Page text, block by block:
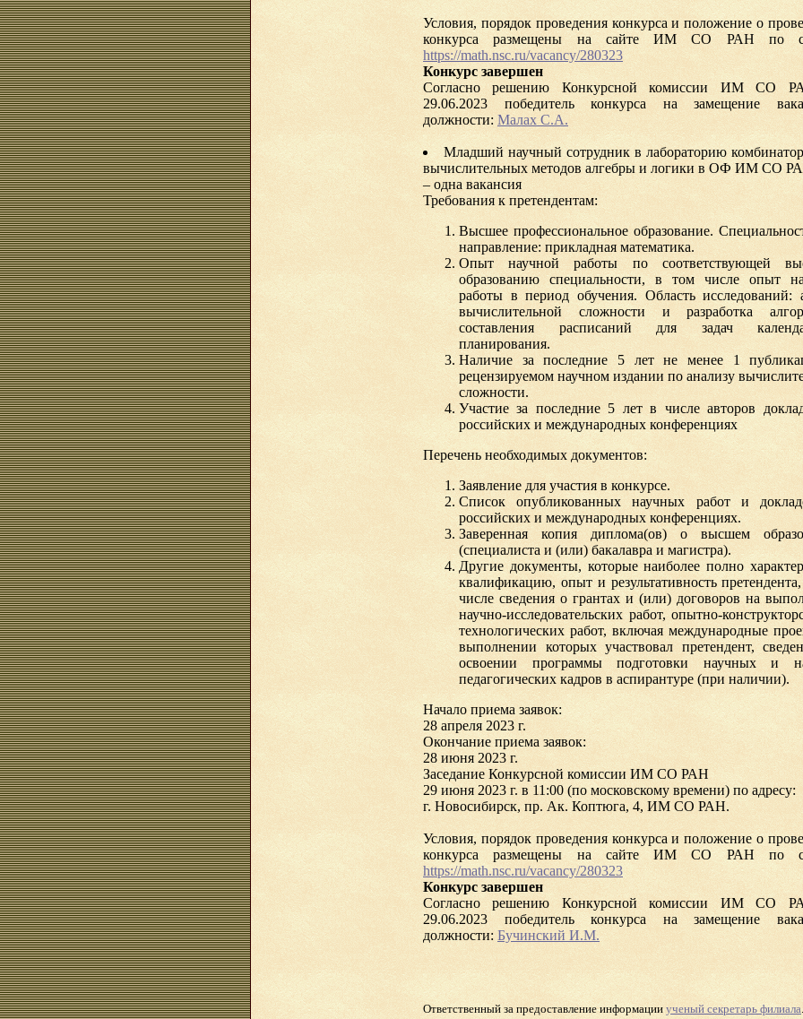
Условия, порядок проведения конкурса и положение о
конкурса размещены на сайте ИМ СО РАН по
https://math.nsc.ru/vacancy/280323
Конкурс завершен
Согласно решению Конкурсной комиссии ИМ СО
29.06.2023 победитель конкурса на замещение
должности: Малах С.А.
Младший научный сотрудник в лабораторию
вычислительных методов алгебры и логики в ОФ ИМ СО
– одна вакансия
Требования к претендентам:
Высшее профессиональное образование.
направление: прикладная математика.
Опыт научной работы по соответствующей
образованию специальности, в том числе опыт
работы в период обучения. Область исследований:
вычислительной сложности и разработка
составления расписаний для задач
планирования.
Наличие за последние 5 лет не менее 1
рецензируемом научном издании по анализу
сложности.
Участие за последние 5 лет в числе авторов
российских и международных конференциях
Перечень необходимых документов:
Заявление для участия в конкурсе.
Список опубликованных научных работ и
российских и международных конференциях.
Заверенная копия диплома(ов) о высшем
(специалиста и (или) бакалавра и магистра).
Другие документы, которые наиболее полно
квалификацию, опыт и результативность
числе сведения о грантах и (или) договоров на
научно-исследовательских работ, опытно-
технологических работ, включая международные
выполнении которых участвовал претендент,
освоении программы подготовки научных и
педагогических кадров в аспирантуре (при наличии).
Начало приема заявок:
28 апреля 2023 г.
Окончание приема заявок:
28 июня 2023 г.
Заседание Конкурсной комиссии ИМ СО РАН
29 июня 2023 г. в 11:00 (по московскому времени) по адресу:
г. Новосибирск, пр. Ак. Коптюга, 4, ИМ СО РАН.
Условия, порядок проведения конкурса и положение о
конкурса размещены на сайте ИМ СО РАН по
https://math.nsc.ru/vacancy/280323
Конкурс завершен
Согласно решению Конкурсной комиссии ИМ СО
29.06.2023 победитель конкурса на замещение
должности: Бучинский И.М.
Ответственный за предоставление информации ученый секретарь филиала.